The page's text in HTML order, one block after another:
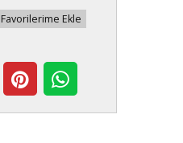
Favorilerime Ekle